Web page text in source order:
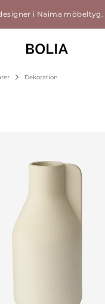
i Naima möbeltyg.
Dekoration